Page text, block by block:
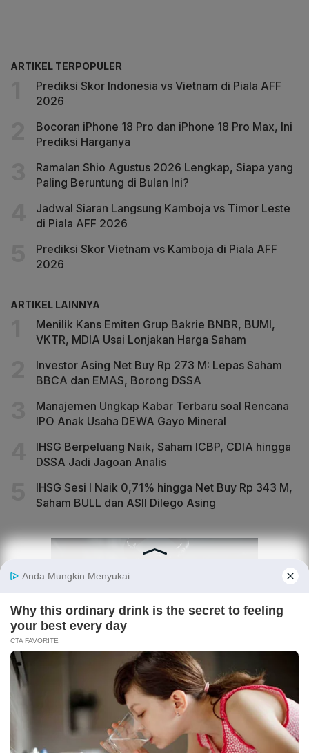
ARTIKEL TERPOPULER
Prediksi Skor Indonesia vs Vietnam di Piala AFF
2026
Bocoran iPhone 18 Pro dan iPhone 18 Pro Max, Ini
Prediksi Harganya
Ramalan Shio Agustus 2026 Lengkap, Siapa yang
Paling Beruntung di Bulan Ini?
Jadwal Siaran Langsung Kamboja vs Timor Leste
di Piala AFF 2026
Prediksi Skor Vietnam vs Kamboja di Piala AFF
2026
ARTIKEL LAINNYA
Menilik Kans Emiten Grup Bakrie BNBR, BUMI,
VKTR, MDIA Usai Lonjakan Harga Saham
Investor Asing Net Buy Rp 273 M: Lepas Saham
BBCA dan EMAS, Borong DSSA
Manajemen Ungkap Kabar Terbaru soal Rencana
IPO Anak Usaha DEWA Gayo Mineral
IHSG Berpeluang Naik, Saham ICBP, CDIA hingga
DSSA Jadi Jagoan Analis
IHSG Sesi I Naik 0,71% hingga Net Buy Rp 343 M,
Saham BULL dan ASII Dilego Asing